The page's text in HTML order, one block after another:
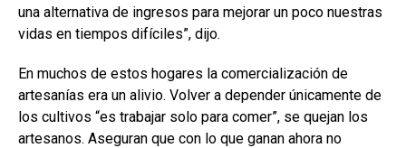
una alternativa de ingresos para mejorar un poco nuestras
vidas en tiempos difíciles”, dijo.
En muchos de estos hogares la comercialización de
artesanías era un alivio. Volver a depender únicamente de
los cultivos “es trabajar solo para comer”, se quejan los
artesanos. Aseguran que con lo que ganan ahora no